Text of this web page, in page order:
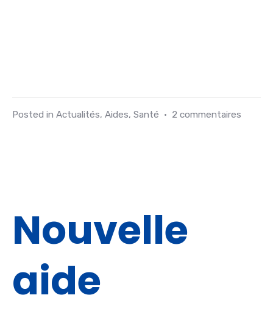
Posted in Actualités, Aides, Santé • 2 commentaires
Nouvelle
aide